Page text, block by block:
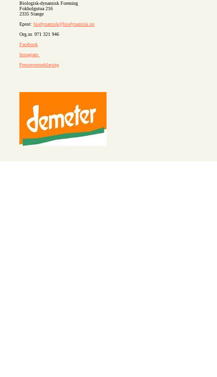
Biologisk-dynamisk Forening
Fokholgutua 216
2335 Stange
Epost: biodynamisk@biodynamisk.no
Org.nr. 971 321 946
Facebook
Instagram
Personvernerklæring